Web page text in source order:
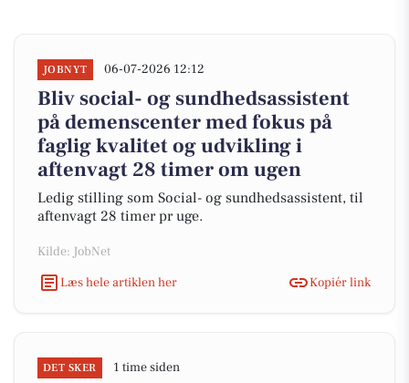
JOBNYT 06-07-2026 12:12
Bliv social- og sundhedsassistent
på demenscenter med fokus på
faglig kvalitet og udvikling i
aftenvagt 28 timer om ugen
Ledig stilling som Social- og sundhedsassistent, til
aftenvagt 28 timer pr uge.
Kilde: JobNet
Læs hele artiklen her
Kopiér link
DET SKER 1 time siden